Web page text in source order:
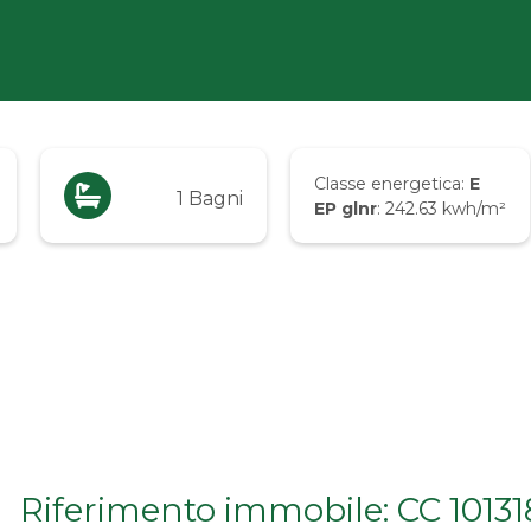
1 Bagni
Classe energetica: E
EP glnr: 242.63 kwh/m²
Riferimento immobile: CC